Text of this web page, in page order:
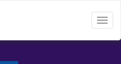
Abrir
/
Cerrar